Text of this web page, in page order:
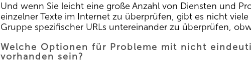
Und wenn Sie leicht eine große Anzahl von Diensten und
einzelner Texte im Internet zu überprüfen, gibt es nicht
Gruppe spezifischer URLs untereinander zu überprüfen,
Welche Optionen für Probleme mit nicht
vorhanden sein?